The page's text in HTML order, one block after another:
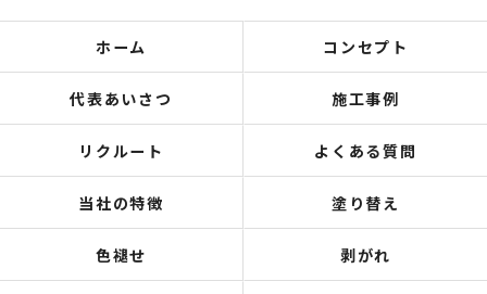
ホーム コンセプト
代表あいさつ 施工事例
リクルート よくある質問
当社の特徴 塗り替え
色褪せ 剥がれ